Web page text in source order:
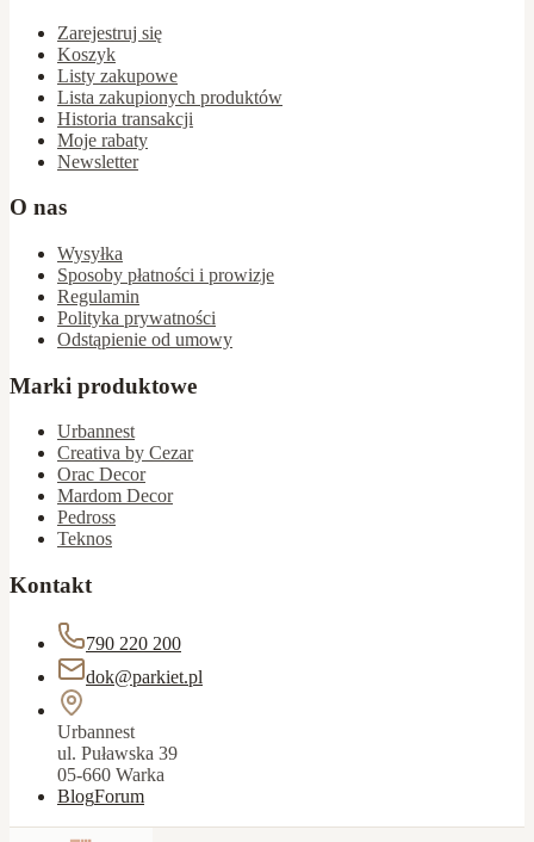
Zarejestruj się
Koszyk
Listy zakupowe
Lista zakupionych produktów
Historia transakcji
Moje rabaty
Newsletter
O nas
Wysyłka
Sposoby płatności i prowizje
Regulamin
Polityka prywatności
Odstąpienie od umowy
Marki produktowe
Urbannest
Creativa by Cezar
Orac Decor
Mardom Decor
Pedross
Teknos
Kontakt
790 220 200
dok@parkiet.pl
Urbannest
ul. Puławska 39
05-660 Warka
BlogForum